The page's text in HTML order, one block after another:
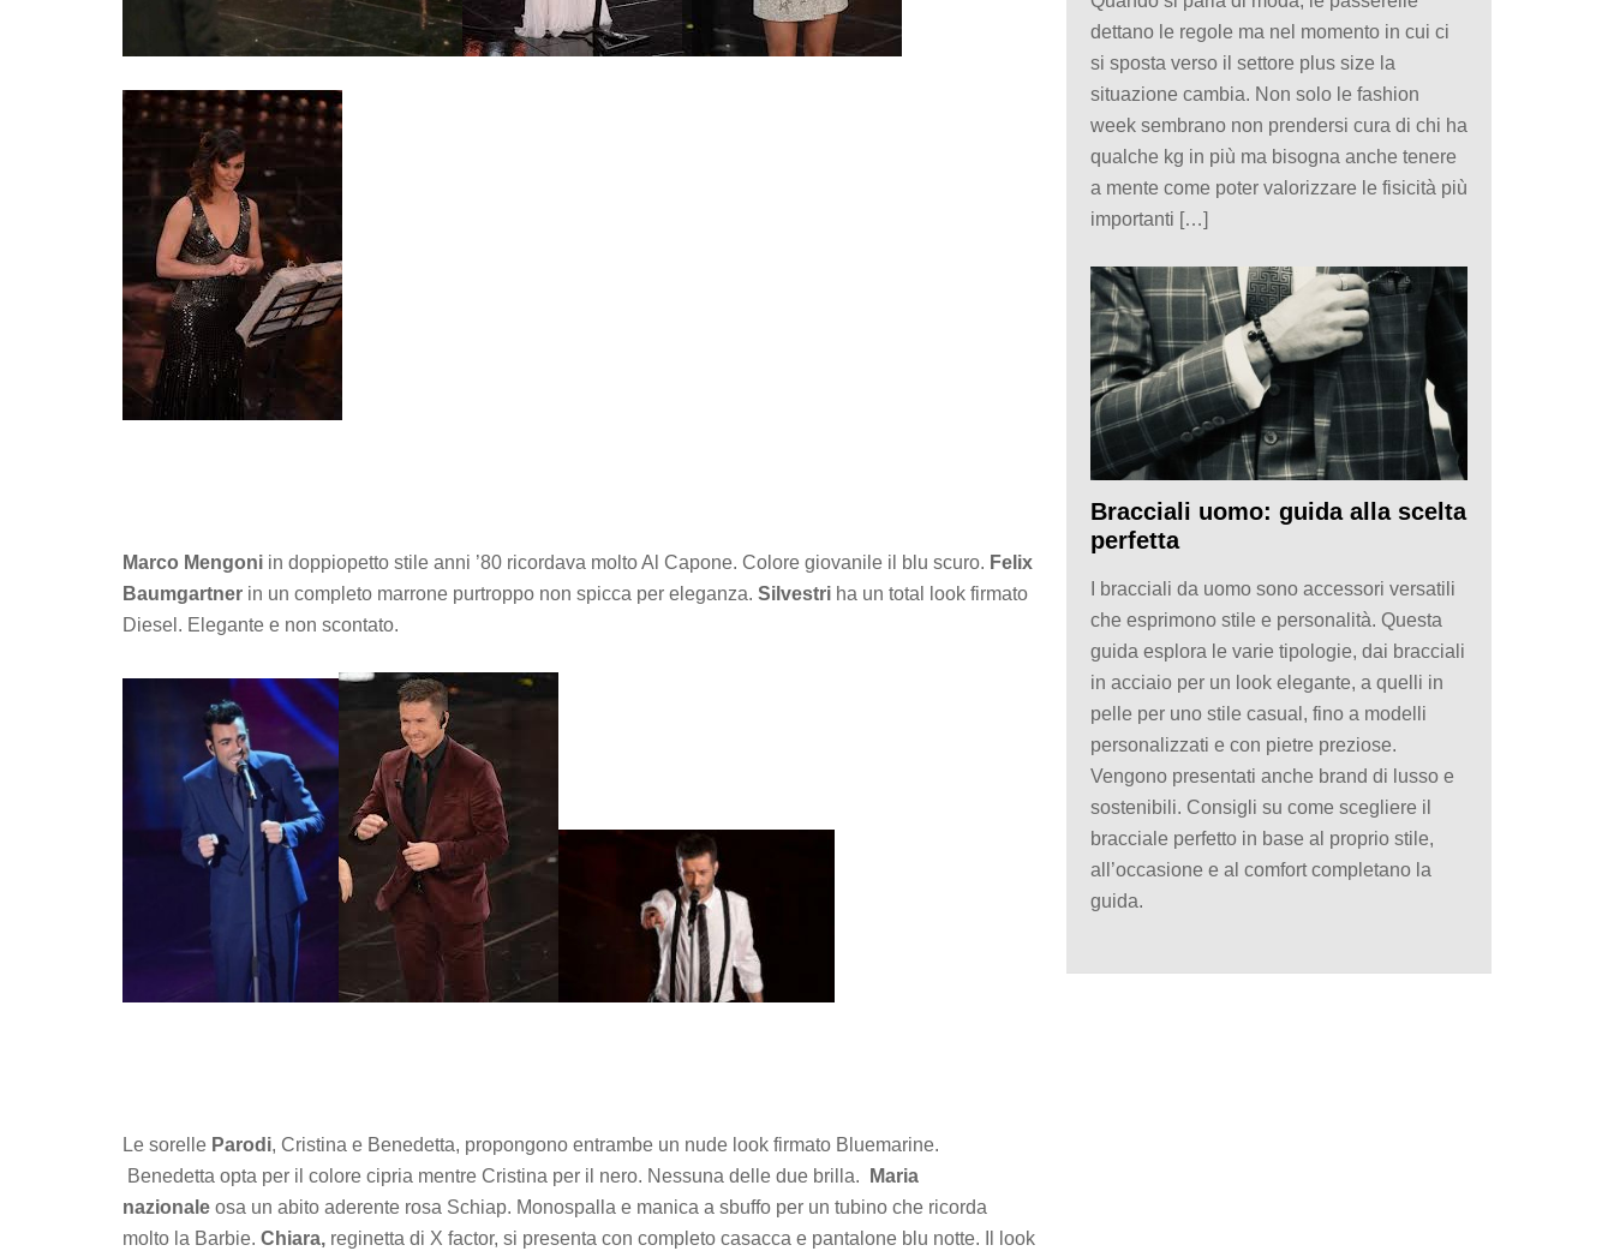
Marco Mengoni in doppiopetto stile anni ’80 ricordava molto Al Capone. Colore giovanile il blu scuro. Felix
Baumgartner in un completo marrone purtroppo non spicca per eleganza. Silvestri ha un total look firmato
Diesel. Elegante e non scontato.
Le sorelle Parodi, Cristina e Benedetta, propongono entrambe un nude look firmato Bluemarine.
Benedetta opta per il colore cipria mentre Cristina per il nero. Nessuna delle due brilla.
Maria
nazionale osa un abito aderente rosa Schiap. Monospalla e manica a sbuffo per un tubino che ricorda
molto la Barbie. Chiara, reginetta di X factor, si presenta con completo casacca e pantalone blu notte. Il look
dettano le regole ma nel momento in cui ci
si sposta verso il settore plus size la
situazione cambia. Non solo le fashion
week sembrano non prendersi cura di chi ha
qualche kg in più ma bisogna anche tenere
a mente come poter valorizzare le fisicità più
importanti […]
Bracciali uomo: guida alla scelta
perfetta
I bracciali da uomo sono accessori versatili
che esprimono stile e personalità. Questa
guida esplora le varie tipologie, dai bracciali
in acciaio per un look elegante, a quelli in
pelle per uno stile casual, fino a modelli
personalizzati e con pietre preziose.
Vengono presentati anche brand di lusso e
sostenibili. Consigli su come scegliere il
bracciale perfetto in base al proprio stile,
all’occasione e al comfort completano la
guida.